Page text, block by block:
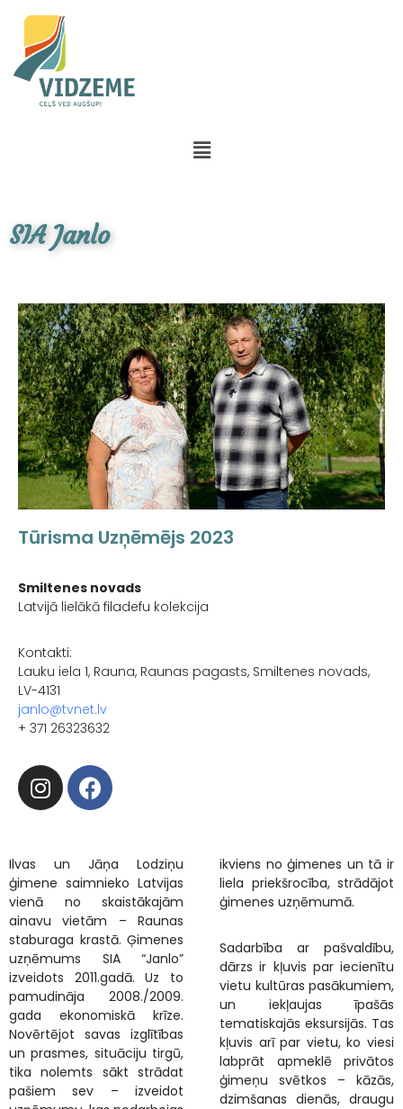
SIA Janlo
Tūrisma Uzņēmējs 2023
Smiltenes novads
Latvijā lielākā filadefu kolekcija
Kontakti:
Lauku iela 1, Rauna, Raunas pagasts, Smiltenes novads,
LV-4131
janlo@tvnet.lv
+ 371 26323632
Ilvas un Jāņa Lodziņu
ģimene saimnieko Latvijas
vienā no skaistākajām
ainavu vietām – Raunas
staburaga krastā. Ģimenes
uzņēmums SIA “Janlo”
izveidots 2011.gadā. Uz to
pamudināja 2008./2009.
gada ekonomiskā krīze.
Novērtējot savas izglītības
un prasmes, situāciju tirgū,
tika nolemts sākt strādat
pašiem sev – izveidot
ikviens no ģimenes un tā ir
liela priekšrocība, strādājot
ģimenes uzņēmumā.
Sadarbība ar pašvaldību,
dārzs ir kļuvis par iecienītu
vietu kultūras pasākumiem,
un iekļaujas īpašās
tematiskajās eksursijās. Tas
kļuvis arī par vietu, ko viesi
labprāt apmeklē privātos
ģimeņu svētkos – kāzās,
dzimšanas dienās, draugu